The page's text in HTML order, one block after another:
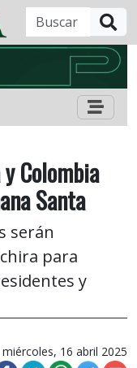
Colombia
Santa
serán
para
y
miércoles, 16 abril 2025